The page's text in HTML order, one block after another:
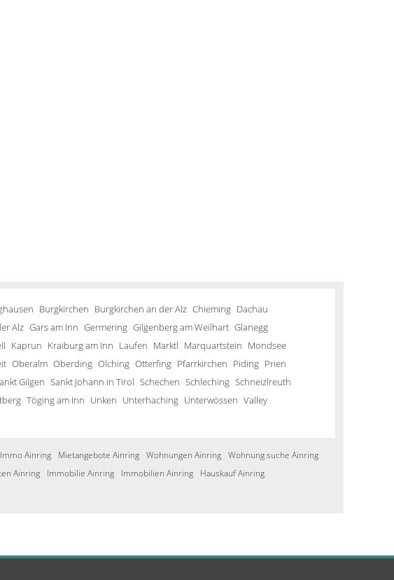
Burgkirchen Burgkirchen an der Alz Chieming Dachau
Alz Gars am Inn Germering Gilgenberg am Weilhart Glanegg
Kaprun Kraiburg am Inn Laufen Marktl Marquartstein Mondsee
Oberalm Oberding Olching Otterfing Pfarrkirchen Piding Prien
Gilgen Sankt Johann in Tirol Schechen Schleching Schneizlreuth
Töging am Inn Unken Unterhaching Unterwössen Valley
Immo Ainring Mietangebote Ainring Wohnungen Ainring Wohnung suche Ainring
Ainring Immobilie Ainring Immobilien Ainring
Hauskauf Ainring